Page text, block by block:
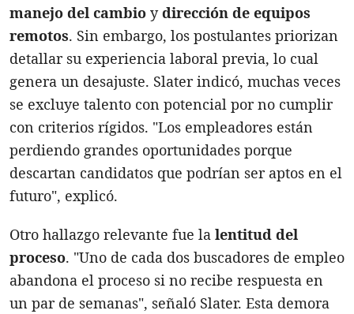
manejo del cambio ydirección de equipos
remotos. Sin embargo, los postulantes priorizan
detallar su experiencia laboral previa, lo cual
genera un desajuste. Slater indicó, muchas veces
se excluye talento con potencial por no cumplir
con criterios rígidos. "Los empleadores están
perdiendo grandes oportunidades porque
descartan candidatos que podrían ser aptos en el
futuro", explicó.
Otro hallazgo relevante fue la lentitud del
proceso. "Uno de cada dos buscadores de empleo
abandona el proceso si no recibe respuesta en
un par de semanas", señaló Slater. Esta demora